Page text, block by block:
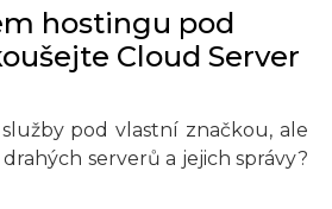
hostingu pod
Cloud Server
pod vlastní značkou, ale
serverů a jejich správy?